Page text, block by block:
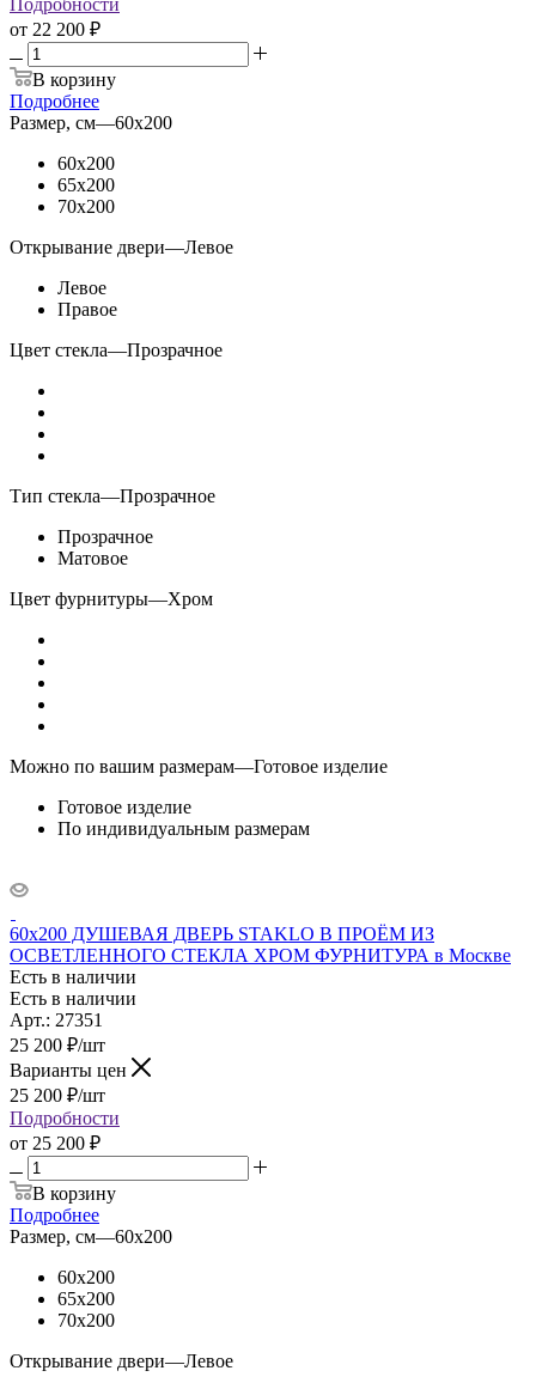
от 22 200 ₽
В корзину
Подробнее
Размер, см—60x200
60x200
65x200
70x200
Открывание двери—Левое
Левое
Правое
Цвет стекла—Прозрачное
Тип стекла—Прозрачное
Прозрачное
Матовое
Цвет фурнитуры—Хром
Можно по вашим размерам—Готовое изделие
Готовое изделие
По индивидуальным размерам
60x200 ДУШЕВАЯ ДВЕРЬ STAKLO В ПРОЁМ ИЗ
ОСВЕТЛЕННОГО СТЕКЛА ХРОМ ФУРНИТУРА в Москве
Есть в наличии
Есть в наличии
Арт.: 27351
25 200 ₽/шт
Варианты цен
25 200 ₽/шт
Подробности
от 25 200 ₽
В корзину
Подробнее
Размер, см—60x200
60x200
65x200
70x200
Открывание двери—Левое